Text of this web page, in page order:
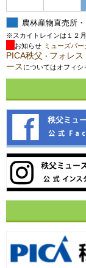
農林産物直売所
※スカイトレインは１２
お知らせ ミューズパ
PICA秩父 ・ フォレス
ース についてはオフィシ